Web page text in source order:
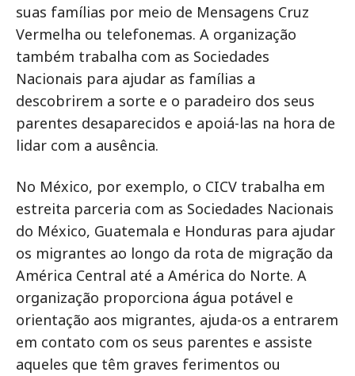
suas famílias por meio de Mensagens Cruz
Vermelha ou telefonemas. A organização
também trabalha com as Sociedades
Nacionais para ajudar as famílias a
descobrirem a sorte e o paradeiro dos seus
parentes desaparecidos e apoiá-las na hora de
lidar com a ausência.
No México, por exemplo, o CICV trabalha em
estreita parceria com as Sociedades Nacionais
do México, Guatemala e Honduras para ajudar
os migrantes ao longo da rota de migração da
América Central até a América do Norte. A
organização proporciona água potável e
orientação aos migrantes, ajuda-os a entrarem
em contato com os seus parentes e assiste
aqueles que têm graves ferimentos ou